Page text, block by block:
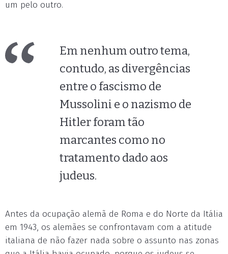
um pelo outro.
Em nenhum outro tema,
contudo, as divergências
entre o fascismo de
Mussolini e o nazismo de
Hitler foram tão
marcantes como no
tratamento dado aos
judeus.
Antes da ocupação alemã de Roma e do Norte da Itália
em 1943, os alemães se confrontavam com a atitude
italiana de não fazer nada sobre o assunto nas zonas